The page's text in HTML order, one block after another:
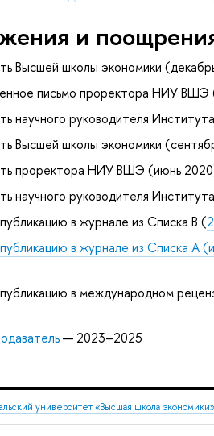
и
Высшей школы экономики
письмо проректора НИУ ВШЭ
научного руководителя
Высшей школы экономики
проректора НИУ ВШЭ (июнь
научного руководителя
в журнале из Списка B (
в журнале из Списка А
в международном
— 2023–2025
университет «Высшая школа экономики»